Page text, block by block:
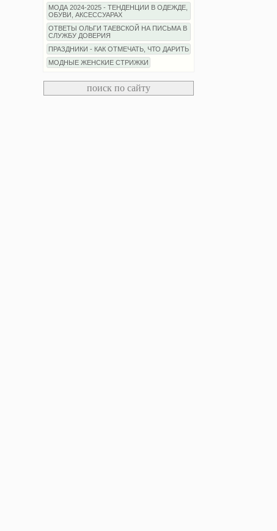
МОДА 2024-2025 - ТЕНДЕНЦИИ В ОДЕЖДЕ,
ОБУВИ, АКСЕССУАРАХ
ОТВЕТЫ ОЛЬГИ ТАЕВСКОЙ НА ПИСЬМА В
СЛУЖБУ ДОВЕРИЯ
ПРАЗДНИКИ - КАК ОТМЕЧАТЬ, ЧТО ДАРИТЬ
МОДНЫЕ ЖЕНСКИЕ СТРИЖКИ